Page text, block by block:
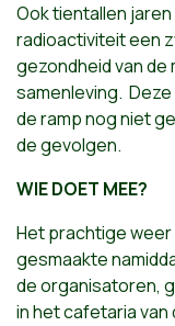
Ook tientallen
radioactiviteit een
gezondheid van de
samenleving.
de ramp nog niet
de gevolgen.
WIE DOET MEE?
Het prachtige
gesmaakte
de organisatoren,
in het cafetaria van